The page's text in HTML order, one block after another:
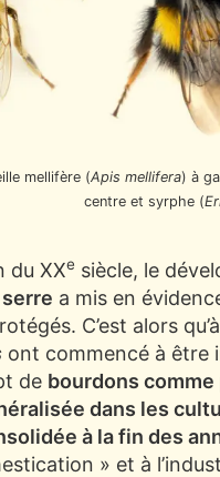
mellifère (Apis mellifera) à
centre et syrphe (
du XXe siècle, le
a mis en
C’est alors
ont commencé à être
de bourdons
dans les
à la fin des
» et à